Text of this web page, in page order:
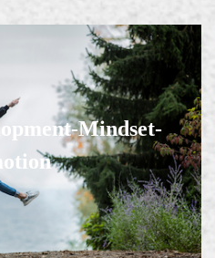
Mindset-
Mindset-